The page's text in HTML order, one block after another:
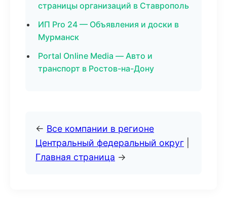
страницы организаций в Ставрополь
ИП Pro 24 — Объявления и доски в
Мурманск
Portal Online Media — Авто и
транспорт в Ростов-на-Дону
← Все компании в регионе
Центральный федеральный округ
Главная страница →